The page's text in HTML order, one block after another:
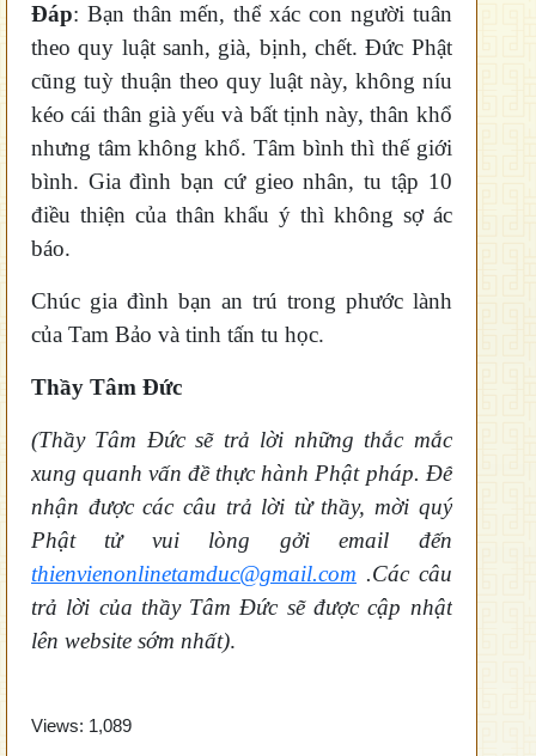
Đáp: Bạn thân mến, thể xác con người tuân
theo quy luật sanh, già, bịnh, chết. Đức Phật
cũng tuỳ thuận theo quy luật này, không níu
kéo cái thân già yếu và bất tịnh này, thân khổ
nhưng tâm không khổ. Tâm bình thì thế giới
bình. Gia đình bạn cứ gieo nhân, tu tập 10
điều thiện của thân khẩu ý thì không sợ ác
báo.
Chúc gia đình bạn an trú trong phước lành
của Tam Bảo và tinh tấn tu học.
Thầy Tâm Đức
(Thầy Tâm Đức sẽ trả lời những thắc mắc
xung quanh vấn đề thực hành Phật pháp. Để
nhận được các câu trả lời từ thầy, mời quý
Phật tử vui lòng gởi email đến
thienvienonlinetamduc@gmail.com .Các câu
trả lời của thầy Tâm Đức sẽ được cập nhật
lên website sớm nhất).
Views: 1,089